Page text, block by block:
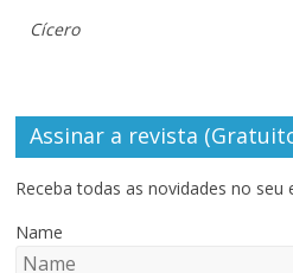
Cícero
Assinar a revista
Receba todas as novidades no seu
Name